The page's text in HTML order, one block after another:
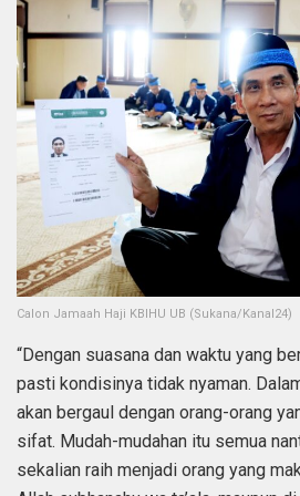
Calon Jamaah Haji KBIHU UB (Sukana/Kanal24)
“Dengan suasana dan waktu yang
pasti kondisinya tidak nyaman.
akan bergaul dengan orang-orang
sifat. Mudah-mudahan itu semua
sekalian raih menjadi orang yang